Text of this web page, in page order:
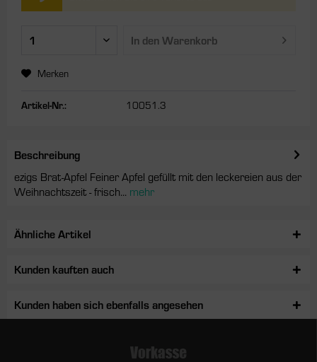
In den Warenkorb
Merken
Artikel-Nr.: 10051.3
Beschreibung
ezigs Brat-Apfel Feiner Apfel gefüllt mit den leckereien aus der
Weihnachtszeit - frisch... mehr
Ähnliche Artikel
Kunden kauften auch
Kunden haben sich ebenfalls angesehen